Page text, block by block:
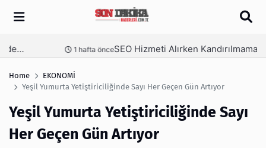
Arama
SEO Hizmeti Alırken Kandırılmamak İçin Bilinmesi Gerekenler 1 hafta önce
Home
EKONOMİ
Yeşil Yumurta Yetiştiriciliğinde Sayı Her Geçen Gün Artıyor
Yeşil Yumurta Yetiştiriciliğinde Sayı
Her Geçen Gün Artıyor